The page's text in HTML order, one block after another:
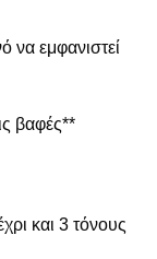
να εμφανιστεί
βαφές**
και 3 τόνους